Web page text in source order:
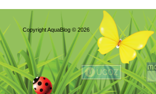
Copyright AquaBlog © 2026